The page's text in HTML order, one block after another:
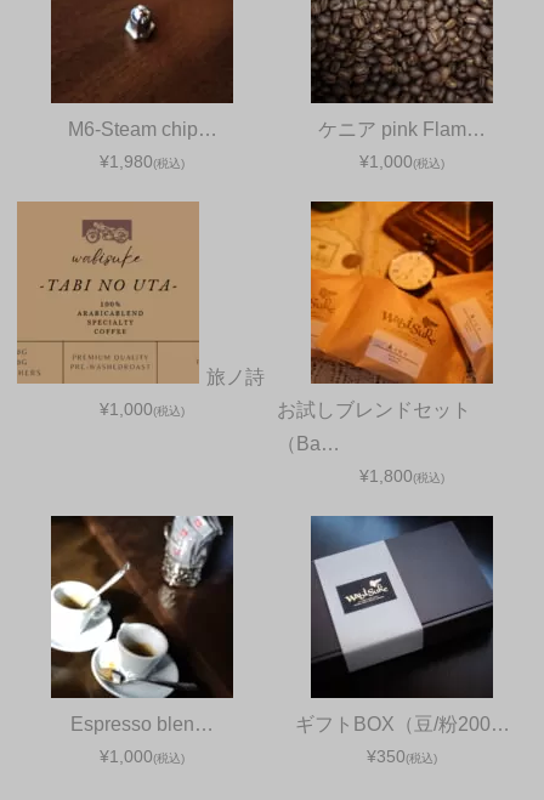
M6-Steam chip…
¥1,980(税込)
ケニア pink Flam…
¥1,000(税込)
旅ノ詩
¥1,000(税込)
お試しブレンドセット
（Ba…
¥1,800(税込)
Espresso blen…
¥1,000(税込)
ギフトBOX（豆/粉200…
¥350(税込)